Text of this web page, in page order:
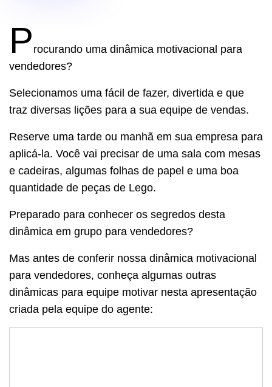
P rocurando uma dinâmica motivacional para
vendedores?
Selecionamos uma fácil de fazer, divertida e que
traz diversas lições para a sua equipe de vendas.
Reserve uma tarde ou manhã em sua empresa para
aplicá-la. Você vai precisar de uma sala com mesas
e cadeiras, algumas folhas de papel e uma boa
quantidade de peças de Lego.
Preparado para conhecer os segredos desta
dinâmica em grupo para vendedores?
Mas antes de conferir nossa dinâmica motivacional
para vendedores, conheça algumas outras
dinâmicas para equipe motivar nesta apresentação
criada pela equipe do agente: